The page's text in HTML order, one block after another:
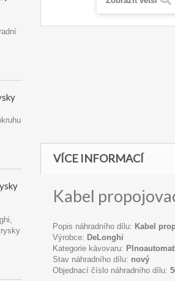
VÍCE INFORMACÍ
Kabel
Popis náhradního dílu: Kabel
Výrobce: DeLonghi
Kategorie kávovaru:
Stav náhradního dílu: nový
Objednací číslo náhradního dílu: